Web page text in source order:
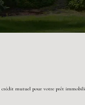
crédit mutuel pour votre prêt